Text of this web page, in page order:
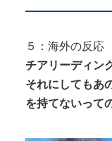
５：海外の反応
チアリーディン
それにしてもあ
を持てないって